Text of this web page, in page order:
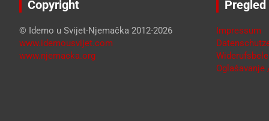
Copyright
© Idemo u Svijet-Njemačka 2012-2026
www.idemousvijet.com
www.njemacka.org
Pregled
Impressum